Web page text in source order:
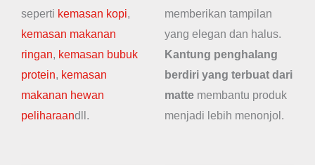
seperti kemasan kopi,
kemasan makanan
ringan, kemasan bubuk
protein, kemasan
makanan hewan
peliharaandll.
memberikan tampilan
yang elegan dan halus.
Kantung penghalang
berdiri yang terbuat dari
matte membantu produk
menjadi lebih menonjol.